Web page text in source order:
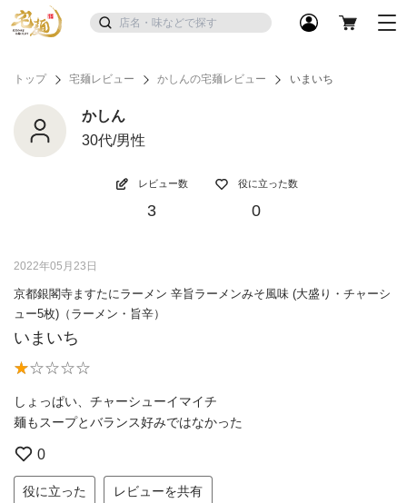
トップ 宅麺レビュー かしんの宅麺レビュー いまいち
かしん
30代/男性
レビュー数
3
役に立った数
0
2022年05月23日
京都銀閣寺ますたにラーメン 辛旨ラーメンみそ風味 (大盛り・チャーシ
ュー5枚)（ラーメン・旨辛）
いまいち
しょっぱい、チャーシューイマイチ
麺もスープとバランス好みではなかった
0
役に立った レビューを共有